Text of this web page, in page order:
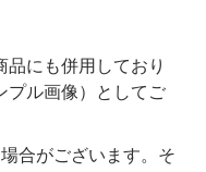
にも併用しており
プル画像）としてご
合がございます。そ